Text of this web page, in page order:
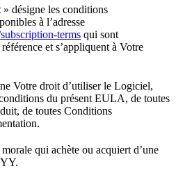
» désigne les conditions
à l’adresse
terms qui sont
et s’appliquent à Votre
Votre droit d’utiliser le Logiciel,
du présent EULA, de toutes
de toutes Conditions
qui achète ou acquiert d’une